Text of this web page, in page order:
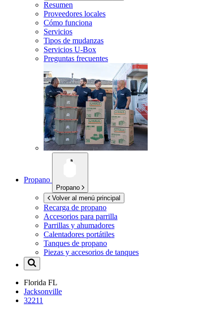
Resumen
Proveedores locales
Cómo funciona
Servicios
Tipos de mudanzas
Servicios U-Box
Preguntas frecuentes
Propano
Propano
Volver al menú principal
Recarga de propano
Accesorios para parrilla
Parrillas y ahumadores
Calentadores portátiles
Tanques de propano
Piezas y accesorios de tanques
Florida FL
Jacksonville
32211